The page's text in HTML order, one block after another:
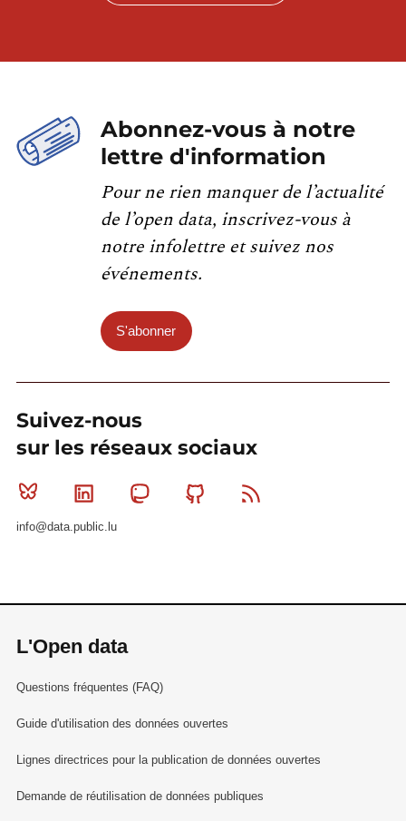
Abonnez-vous à notre
lettre d'information
Pour ne rien manquer de l’actualité
de l’open data, inscrivez-vous à
notre infolettre et suivez nos
événements.
S'abonner
Suivez-nous
sur les réseaux sociaux
Bluesky Linkedin MastodonGithub
info@data.public.lu
L'Open data
Questions fréquentes (FAQ)
Guide d'utilisation des données ouvertes
Lignes directrices pour la publication de données ouvertes
Demande de réutilisation de données publiques